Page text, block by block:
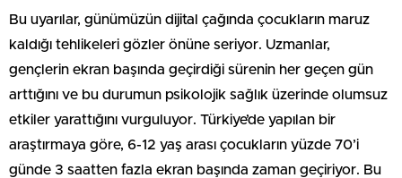
Bu uyarılar, günümüzün dijital çağında çocukların maruz
kaldığı tehlikeleri gözler önüne seriyor. Uzmanlar,
gençlerin ekran başında geçirdiği sürenin her geçen gün
arttığını ve bu durumun psikolojik sağlık üzerinde olumsuz
etkiler yarattığını vurguluyor. Türkiye’de yapılan bir
araştırmaya göre, 6-12 yaş arası çocukların yüzde 70’i
günde 3 saatten fazla ekran başında zaman geçiriyor. Bu